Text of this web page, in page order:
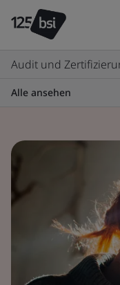
Audit und
Alle ansehen